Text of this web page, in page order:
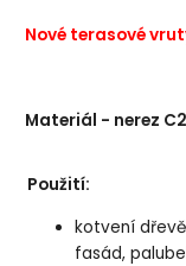
Nové terasové
Materiál - nerez C2
Použití:
kotvení
fasád,